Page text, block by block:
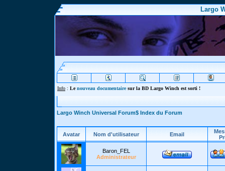
Largo
Info : Lenouveau documentairesur la BD Largo Winch est sorti !
Largo Winch Universal Forum$ Index du Forum
Avatar Nom d'utilisateur Email
Baron_FEL
Administrateur